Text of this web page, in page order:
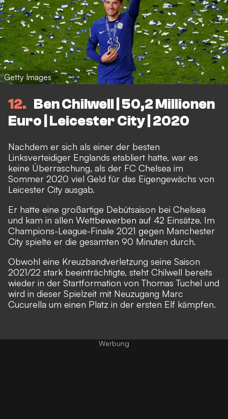
Getty Images
12
Ben Chilwell | 50,2 Millionen
Euro | Leicester City | 2020
Nachdem er sich als einer der besten
Linksverteidiger Englands etabliert hatte, war es
keine Überraschung, als der FC Chelsea im
Sommer 2020 viel Geld für das Eigengewächs von
Leicester City ausgab.
Er hatte eine großartige Debütsaison bei Chelsea
und kam in allen Wettbewerben auf 42 Einsätze. Im
Champions-League-Finale 2021 gegen Manchester
City spielte er die gesamten 90 Minuten durch.
Obwohl eine Kreuzbandverletzung seine Saison
2021/22 stark beeinträchtigte, steht Chilwell bereits
wieder in der Startformation von Thomas Tuchel und
wird in dieser Spielzeit mit Neuzugang Marc
Cucurella um einen Platz in der ersten Elf kämpfen.